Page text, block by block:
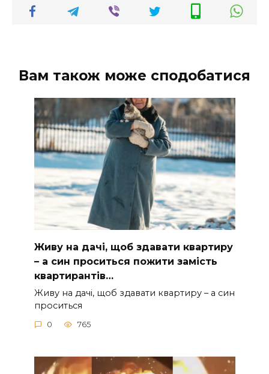
Вам також може сподобатися
Живу на дачі, щоб здавати квартиру
– а син проситься пожити замість
квартирантів…
Живу на дачі, щоб здавати квартиру – а син
проситься
0 765